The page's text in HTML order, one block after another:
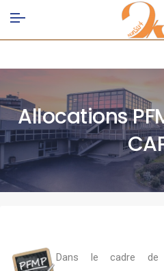
Allocations
Dans le cadre